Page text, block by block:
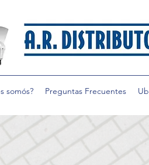
somós? Preguntas Frecuentes